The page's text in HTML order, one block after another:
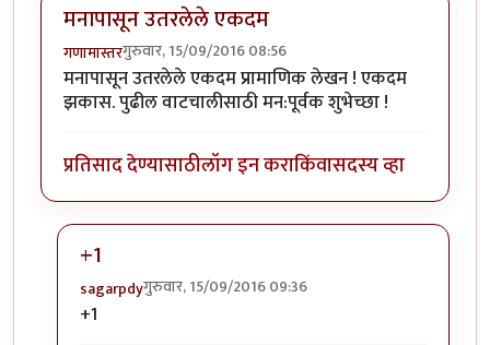
मनापासून उतरलेले एकदम
गणामास्तरगुरुवार, 15/09/2016 08:56
मनापासून उतरलेले एकदम प्रामाणिक लेखन ! एकदम
झकास. पुढील वाटचालीसाठी मन:पूर्वक शुभेच्छा !
प्रतिसाद देण्यासाठीलॉग इन कराकिंवासदस्य व्हा
+1
sagarpdyगुरुवार, 15/09/2016 09:36
In reply to
+1